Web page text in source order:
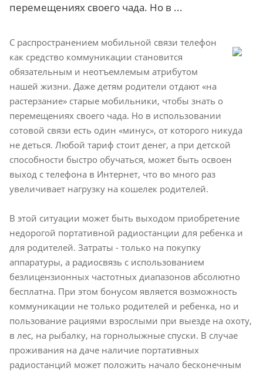
перемещениях своего чада. Но в ...
С распространением мобильной связи телефон
как средство коммуникации становится
обязательным и неотъемлемым атрибутом
нашей жизни. Даже детям родители отдают «на
растерзание» старые мобильники, чтобы знать о
перемещениях своего чада. Но в использовании
сотовой связи есть один «минус», от которого никуда
не деться. Любой тариф стоит денег, а при детской
способности быстро обучаться, может быть освоен
выход с телефона в Интернет, что во много раз
увеличивает нагрузку на кошелек родителей.
В этой ситуации может быть выходом приобретение
недорогой портативной радиостанции для ребенка и
для родителей. Затраты - только на покупку
аппаратуры, а радиосвязь с использованием
безлицензионных частотных диапазонов абсолютно
бесплатна. При этом бонусом является возможность
коммуникации не только родителей и ребенка, но и
пользование рациями взрослыми при выезде на охоту,
в лес, на рыбалку, на горнолыжные спуски. В случае
проживания на даче наличие портативных
радиостанций может положить начало бесконечным